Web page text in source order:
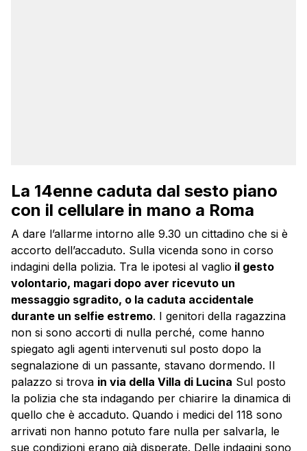
La 14enne caduta dal sesto piano
con il cellulare in mano a Roma
A dare l’allarme intorno alle 9.30 un cittadino che si è
accorto dell’accaduto. Sulla vicenda sono in corso
indagini della polizia. Tra le ipotesi al vaglio il gesto
volontario, magari dopo aver ricevuto un
messaggio sgradito, o la caduta accidentale
durante un selfie estremo. I genitori della ragazzina
non si sono accorti di nulla perché, come hanno
spiegato agli agenti intervenuti sul posto dopo la
segnalazione di un passante, stavano dormendo. Il
palazzo si trova in via della Villa di Lucina Sul posto
la polizia che sta indagando per chiarire la dinamica di
quello che è accaduto. Quando i medici del 118 sono
arrivati non hanno potuto fare nulla per salvarla, le
sue condizioni erano già disperate. Delle indagini sono